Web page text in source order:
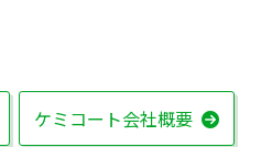
ケミコート会社概要